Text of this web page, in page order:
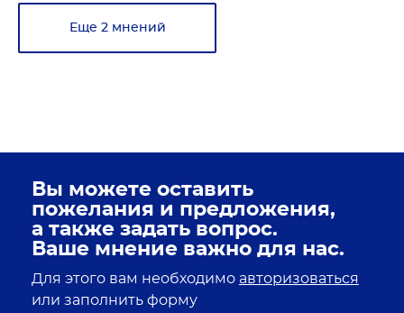
Еще 2 мнений
Вы можете оставить
пожелания и предложения,
а также задать вопрос.
Ваше мнение важно для нас.
Для этого вам необходимо авторизоваться
или заполнить форму